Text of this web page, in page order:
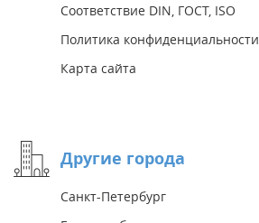
Соответствие DIN, ГОСТ, ISO
Политика конфиденциальности
Карта сайта
Другие города
Санкт-Петербург